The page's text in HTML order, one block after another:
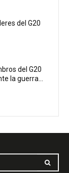
del G20
del G20
la guerra...